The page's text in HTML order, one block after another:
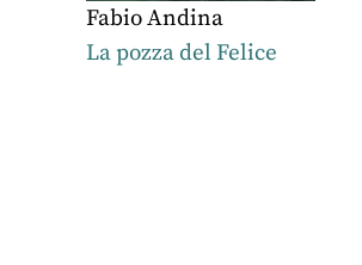
Fabio Andina
La pozza del Felice